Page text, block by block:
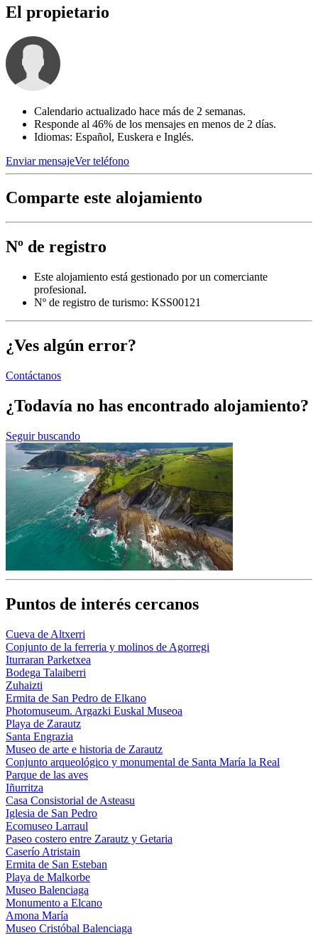
El propietario
Calendario actualizado hace más de 2 semanas.
Responde al 46% de los mensajes en menos de 2 días.
Idiomas: Español, Euskera e Inglés.
Enviar mensajeVer teléfono
Comparte este alojamiento
Nº de registro
Este alojamiento está gestionado por un comerciante
profesional.
Nº de registro de turismo: KSS00121
¿Ves algún error?
Contáctanos
¿Todavía no has encontrado alojamiento?
Seguir buscando
Puntos de interés cercanos
Cueva de Altxerri
Conjunto de la ferreria y molinos de Agorregi
Iturraran Parketxea
Bodega Talaiberri
Zuhaizti
Ermita de San Pedro de Elkano
Photomuseum. Argazki Euskal Museoa
Playa de Zarautz
Santa Engrazia
Museo de arte e historia de Zarautz
Conjunto arqueológico y monumental de Santa María la Real
Parque de las aves
Iñurritza
Casa Consistorial de Asteasu
Iglesia de San Pedro
Ecomuseo Larraul
Paseo costero entre Zarautz y Getaria
Caserío Atristain
Ermita de San Esteban
Playa de Malkorbe
Museo Balenciaga
Monumento a Elcano
Amona María
Museo Cristóbal Balenciaga